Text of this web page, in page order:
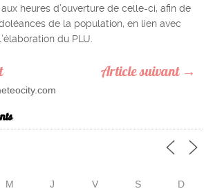
heures d’ouverture de celle-ci, afin de
de la population, en lien avec
l’élaboration du PLU.
Article suivant →
M J V S D